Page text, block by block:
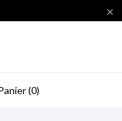

(0)